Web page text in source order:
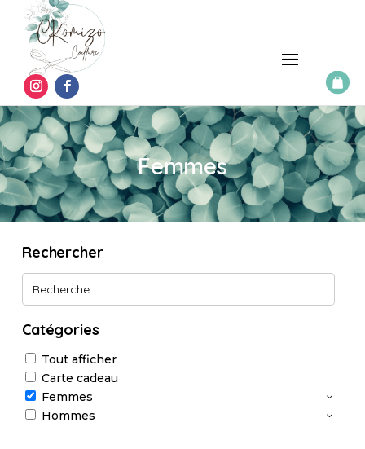
Femmes
Rechercher
Catégories
Tout afficher
Carte cadeau
Femmes
Hommes